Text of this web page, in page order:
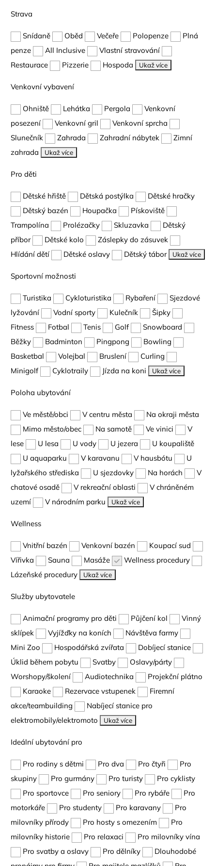
Strava
Snídaně Oběd Večeře Polopenze
Plná
penze
All Inclusive
Vlastní stravování
Restaurace
Pizzerie Hospoda Ukaž více
Venkovní vybavení
Ohniště Lehátka Pergola
Venkovní
posezení
Venkovní gril
Venkovní sprcha
Slunečník
Zahrada Zahradní nábytek
Zimní
zahrada
Ukaž více
Pro děti
Dětské hřiště Dětská postýlka
Dětské hračky
Dětský bazén
Houpačka
Pískoviště
Trampolína
Prolézačky Skluzavka
Dětský
příbor
Dětské kolo
Záslepky do zásuvek
Hlídání dětí
Dětské oslavy Dětský tábor Ukaž více
Sportovní možnosti
Turistika Cykloturistika Rybaření
Sjezdové
lyžování
Vodní sporty Kulečník
Šipky
Fitness
Fotbal Tenis Golf
Snowboard
Běžky
Badminton Pingpong
Bowling
Basketbal
Volejbal Bruslení
Curling
Minigolf
Cyklotraily Jízda na koni Ukaž více
Poloha ubytování
Ve městě/obci V centru města
Na okraji města
Mimo město/obec
Na samotě Ve vinici
V
lese
U lesa U vody U jezera
U koupaliště
U aquaparku
V karavanu V hausbótu
U
lyžařského střediska
U sjezdovky Na horách
V
chatové osadě
V rekreační oblasti
V chráněném
uzemí
V národním parku Ukaž více
Wellness
Vnitřní bazén Venkovní bazén
Koupací sud
Vířivka
Sauna Masáže
Wellness procedury
Lázeňské procedury
Ukaž více
Služby ubytovatele
Animační programy pro děti Půjčení kol
Vinný
sklípek
Vyjížďky na koních
Návštěva farmy
Mini Zoo
Hospodářská zvířata
Dobíjecí stanice
Úklid během pobytu
Svatby
Oslavy/párty
Worshopy/školení
Audiotechnika
Projekční plátno
Karaoke
Rezervace vstupenek
Firemní
akce/teambuilding
Nabíjecí stanice pro
elektromobily/elektromoto
Ukaž více
Ideální ubytování pro
Pro rodiny s dětmi Pro dva Pro čtyři
Pro
skupiny
Pro gurmány Pro turisty
Pro cyklisty
Pro sportovce
Pro seniory Pro rybáře
Pro
motorkáře
Pro studenty Pro karavany
Pro
milovníky přírody
Pro hosty s omezením
Pro
milovníky historie
Pro relaxaci
Pro milovníky vína
Pro svatby a oslavy
Pro dělníky
Dlouhodobé